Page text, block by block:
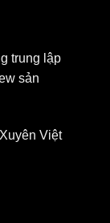
trung lập
sản
Việt